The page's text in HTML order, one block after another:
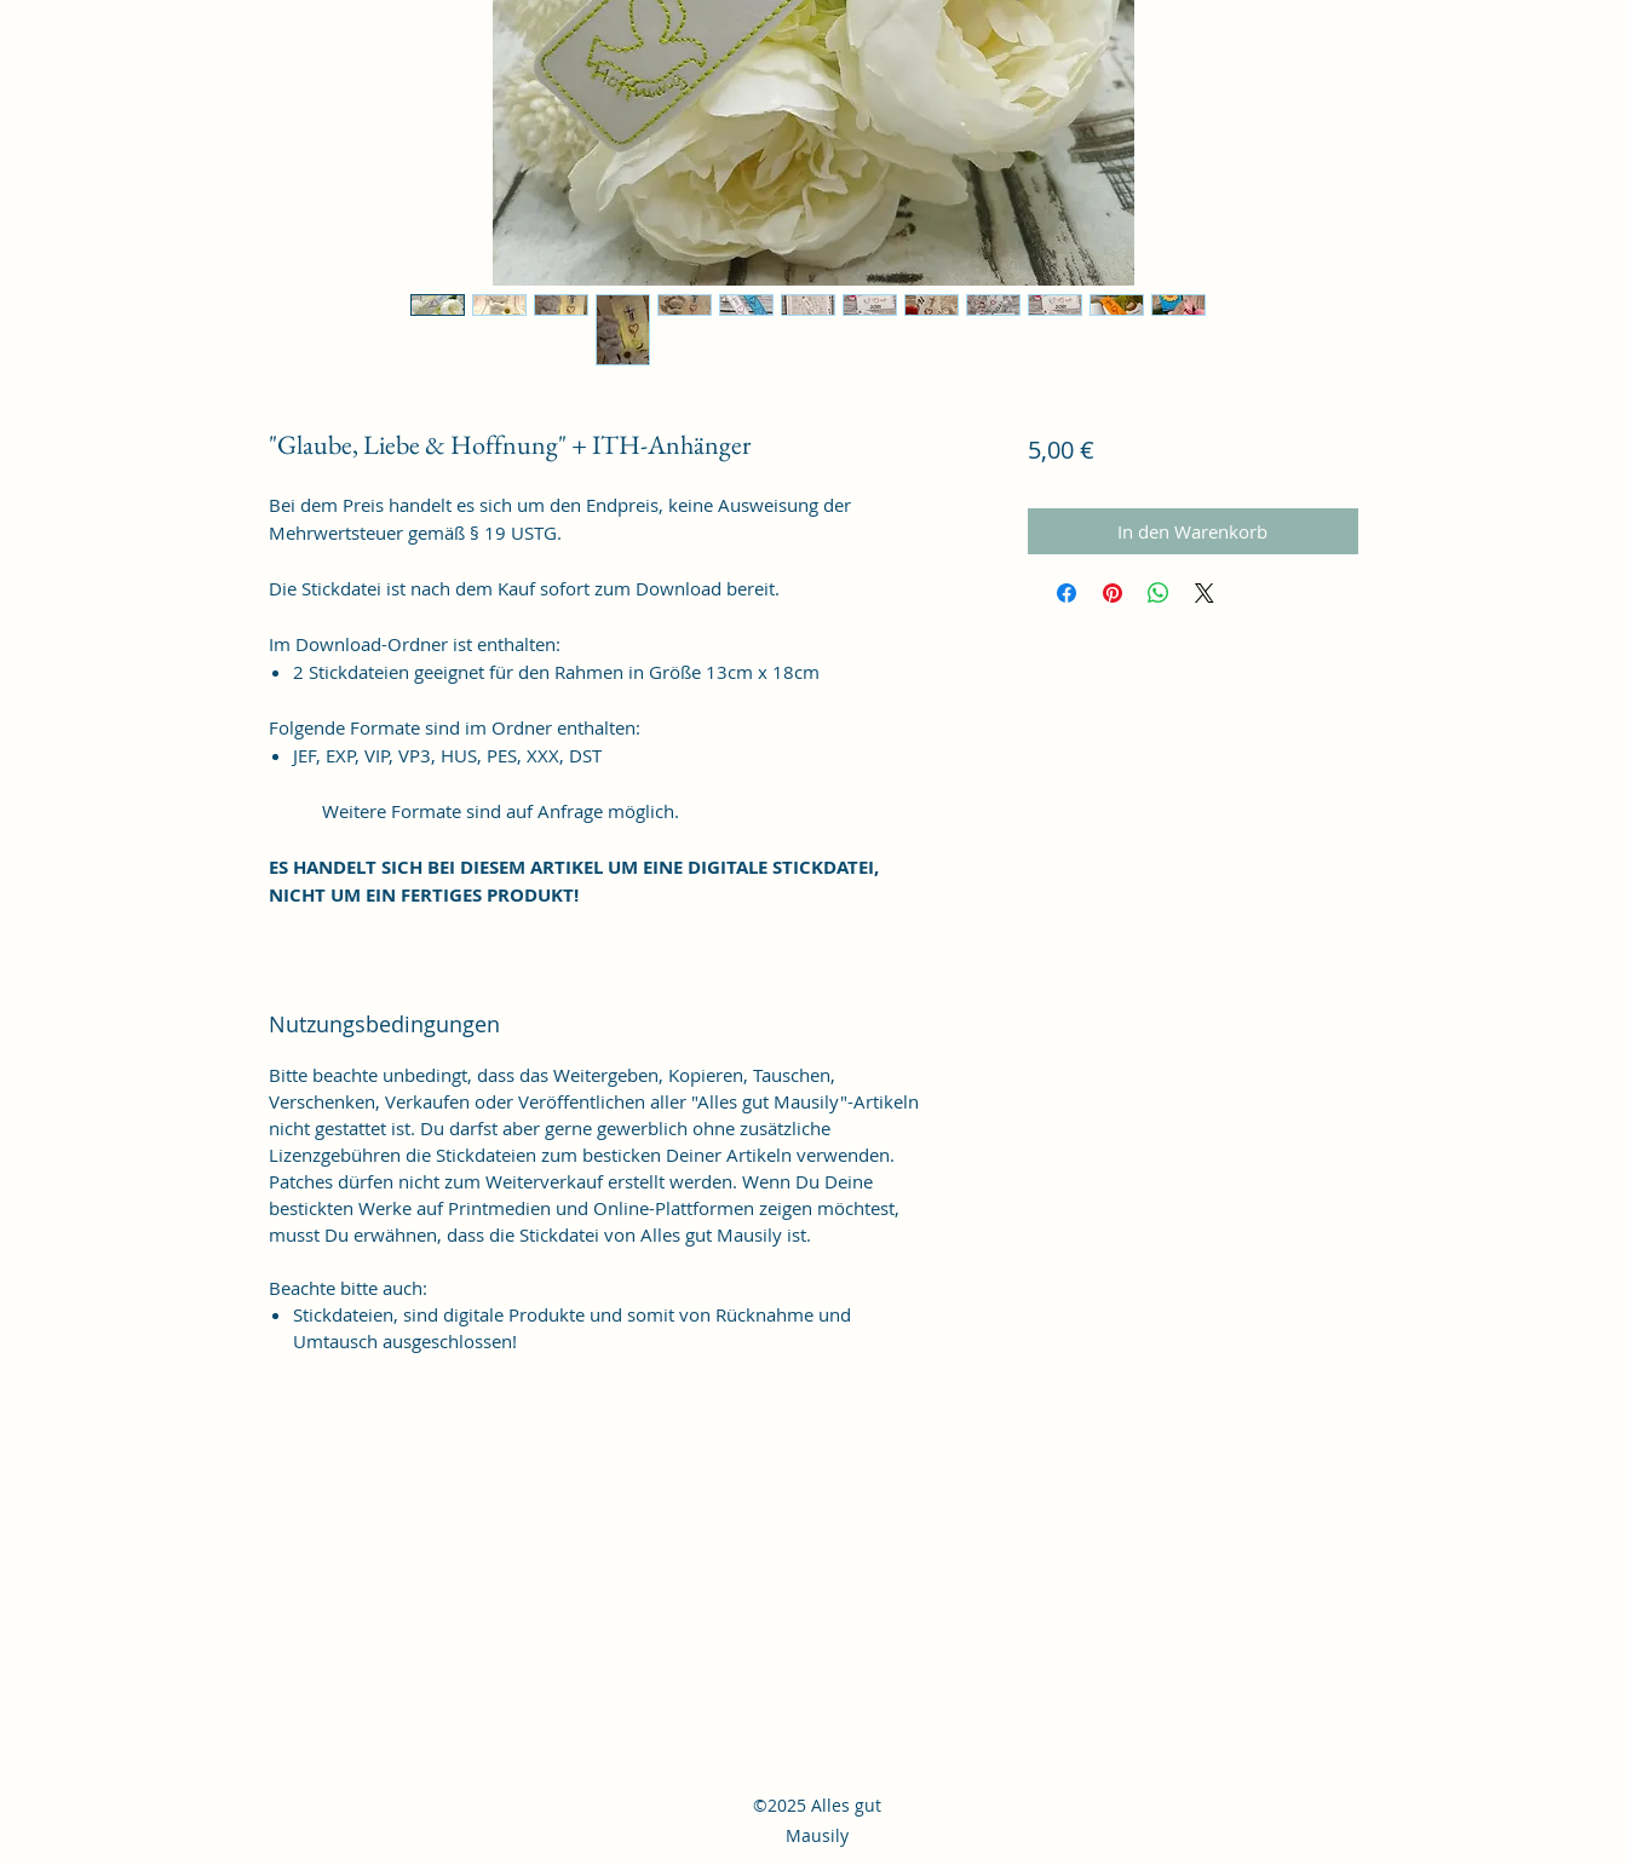
"Glaube, Liebe & Hoffnung" + ITH-Anhänger
Bei dem Preis handelt es sich um den Endpreis, keine Ausweisung der
Mehrwertsteuer gemäß § 19 USTG.
Die Stickdatei ist nach dem Kauf sofort zum Download bereit.
Im Download-Ordner ist enthalten:
2 Stickdateien geeignet für den Rahmen in Größe 13cm x 18cm
Folgende Formate sind im Ordner enthalten:
JEF, EXP, VIP, VP3, HUS, PES, XXX, DST
Weitere Formate sind auf Anfrage möglich.
ES HANDELT SICH BEI DIESEM ARTIKEL UM EINE DIGITALE STICKDATEI,
NICHT UM EIN FERTIGES PRODUKT!
Nutzungsbedingungen
Bitte beachte unbedingt, dass das Weitergeben, Kopieren, Tauschen,
Verschenken, Verkaufen oder Veröffentlichen aller "Alles gut Mausily"-Artikeln
nicht gestattet ist. Du darfst aber gerne gewerblich ohne zusätzliche
Lizenzgebühren die Stickdateien zum besticken Deiner Artikeln verwenden.
Patches dürfen nicht zum Weiterverkauf erstellt werden. Wenn Du Deine
bestickten Werke auf Printmedien und Online-Plattformen zeigen möchtest,
musst Du erwähnen, dass die Stickdatei von Alles gut Mausily ist.
Beachte bitte auch:
Stickdateien, sind digitale Produkte und somit von Rücknahme und
Umtausch ausgeschlossen!
5,00 €Preis
In den Warenkorb
©2025 Alles gut
Mausily